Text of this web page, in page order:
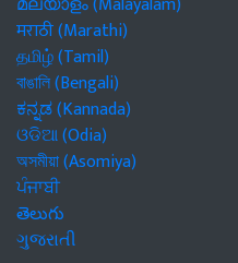
मराठी (Marathi)
தமிழ் (Tamil)
বাঙালি (Bengali)
ಕನ್ನಡ (Kannada)
ଓଡିଆ (Odia)
অসমীয়া (Asomiya)
ਪੰਜਾਬੀ
తెలుగు
ગુજરાતી